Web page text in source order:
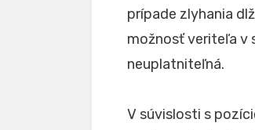
prípade zlyhania
možnosť veriteľa v
neuplatniteľná.
V súvislosti s